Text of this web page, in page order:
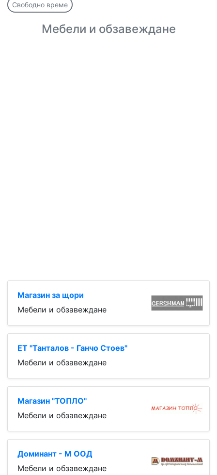
Свободно време
Мебели и обзавеждане
Магазин за щори
Мебели и обзавеждане
ЕТ "Танталов - Ганчо Стоев"
Мебели и обзавеждане
Магазин "ТОПЛО"
Мебели и обзавеждане
Доминант - М ООД
Мебели и обзавеждане